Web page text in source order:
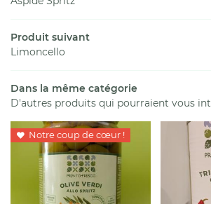
boutique
La carte
Avis
Actualités
Contact
Produit suivant
Limoncello
Dans la même catégorie
D'autres produits qui pourraient vous
 Notre coup de cœur !